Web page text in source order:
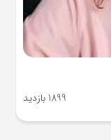
1899 بازدید